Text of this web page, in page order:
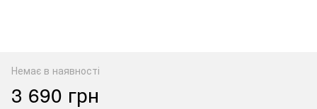
Немає в наявності
3 690 грн